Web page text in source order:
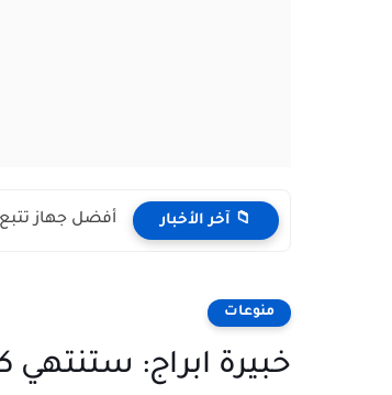
📁 آخر الأخبار أفضل جهاز
منوعات
خبيرة ابراج: ستنتهي